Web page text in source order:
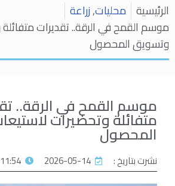
الرئيسية محليات,زراعة
موسم القمح في الرقة.. تقديرات
وتسويق المحصول
موسم القمح في الرقة..
متفائلة وتحضيرات
المحصول
نشرت بتاريخ : 2026-05-14 11:54 ص